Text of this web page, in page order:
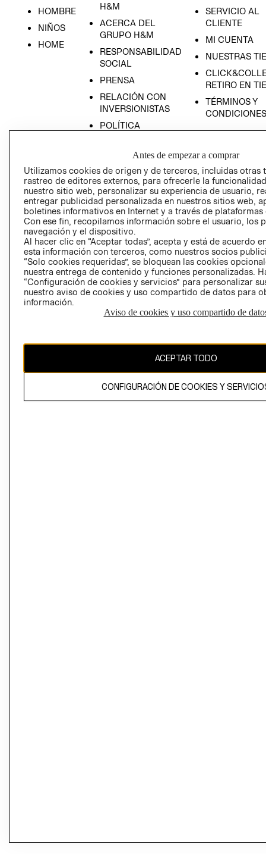
HOMBRE
NIÑOS
HOME
H&M
ACERCA DEL
GRUPO H&M
RESPONSABILIDAD
SOCIAL
PRENSA
RELACIÓN CON
INVERSIONISTAS
POLÍTICA
SERVICIO AL
CLIENTE
MI CUENTA
NUESTRAS
RETIRO EN
TÉRMINOS Y
CONDICIONES
AVISO DE
PRIVACIDAD
GIFT CARD
AVISO DE
CAMBIAR REGIÓN
Antes de empezar a comprar
Utilizamos cookies de origen y de terceros, incluidas otras
rastreo de editores externos, para ofrecerle la
nuestro sitio web, personalizar su experiencia de usuario,
entregar publicidad personalizada en nuestros sitios web,
boletines informativos en Internet y a través de plataformas
Con ese fin, recopilamos información sobre el usuario, los
navegación y el dispositivo.
Al hacer clic en “Aceptar todas”, acepta y está de acuerdo
esta información con terceros, como nuestros socios
“Solo cookies requeridas”, se bloquean las cookies
nuestra entrega de contenido y funciones personalizadas.
“Configuración de cookies y servicios” para personalizar
nuestro aviso de cookies y uso compartido de datos para
información.
Aviso de cookies y uso compartido de
ACEPTAR TODO
CONFIGURACIÓN DE COOKIES Y